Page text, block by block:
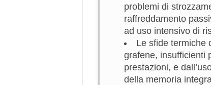
problemi di
raffreddamento
ad uso intensivo di
Le sfide termiche
grafene, insufficienti
prestazioni, e
della memoria